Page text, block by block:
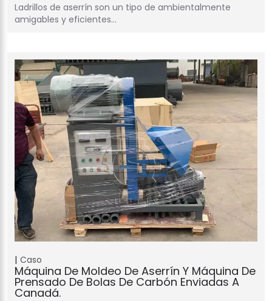
Ladrillos de aserrín son un tipo de ambientalmente
amigables y eficientes…
Caso
Máquina De Moldeo De Aserrín Y Máquina De
Prensado De Bolas De Carbón Enviadas A
Canadá.